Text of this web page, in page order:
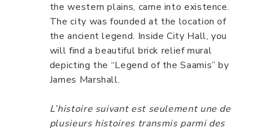
the western plains, came into existence.
The city was founded at the location of
the ancient legend. Inside City Hall, you
will find a beautiful brick relief mural
depicting the “Legend of the Saamis” by
James Marshall.
L’histoire suivant est seulement une de
plusieurs histoires transmis parmi des